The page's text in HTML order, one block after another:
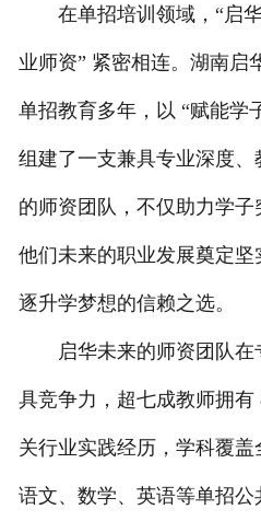
在单招培训领域，“启华
业师资” 紧密相连。湖南启
单招教育多年，以 “赋能学
组建了一支兼具专业深度
的师资团队，不仅助力学
他们未来的职业发展奠定
逐升学梦想的信赖之选。
启华未来的师资团队在
具竞争力，超七成教师拥有
关行业实践经历，学科覆
语文、数学、英语等单招